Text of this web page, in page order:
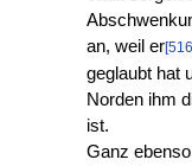
an, weil er
geglaubt hat
Norden ihm
ist.
Ganz